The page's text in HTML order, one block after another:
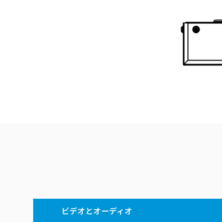
ビデオとオーディオ